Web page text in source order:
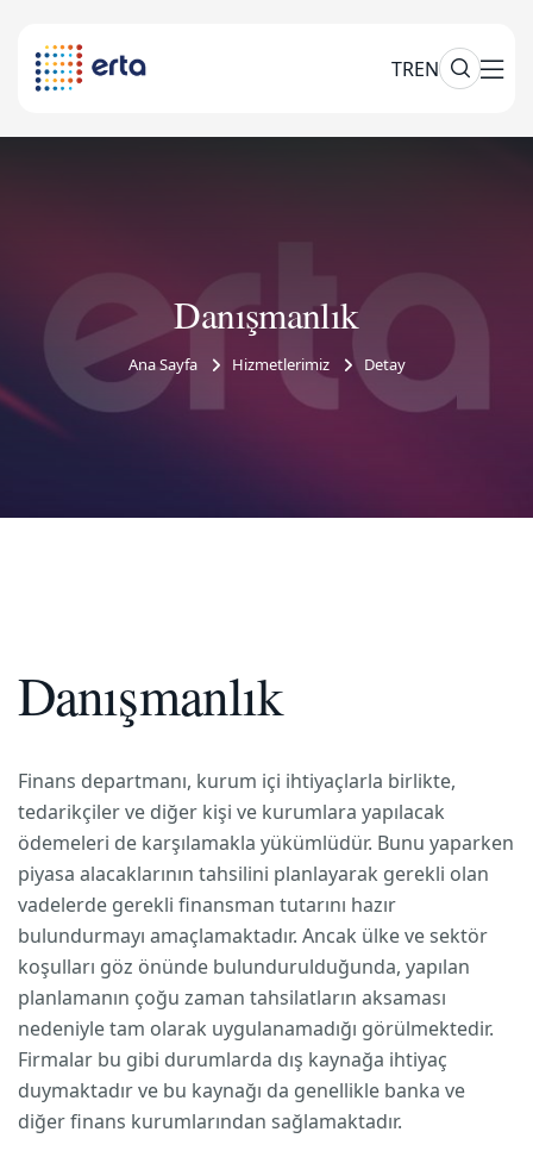
TREN
Danışmanlık
Ana Sayfa Hizmetlerimiz Detay
Danışmanlık
Finans departmanı, kurum içi ihtiyaçlarla birlikte,
tedarikçiler ve diğer kişi ve kurumlara yapılacak
ödemeleri de karşılamakla yükümlüdür. Bunu yaparken
piyasa alacaklarının tahsilini planlayarak gerekli olan
vadelerde gerekli finansman tutarını hazır
bulundurmayı amaçlamaktadır. Ancak ülke ve sektör
koşulları göz önünde bulundurulduğunda, yapılan
planlamanın çoğu zaman tahsilatların aksaması
nedeniyle tam olarak uygulanamadığı görülmektedir.
Firmalar bu gibi durumlarda dış kaynağa ihtiyaç
duymaktadır ve bu kaynağı da genellikle banka ve
diğer finans kurumlarından sağlamaktadır.